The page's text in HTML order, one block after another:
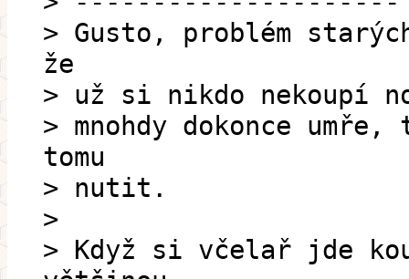
> Gusto, problém
že
> už si nikdo nekoupí
> mnohdy dokonce
tomu
> nutit.
>
> Když si včelař jde